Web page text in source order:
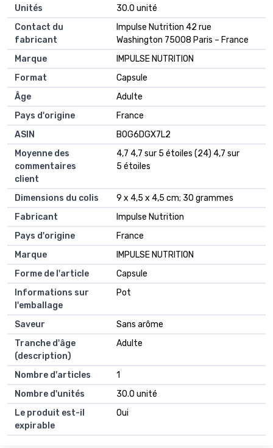
Unités
‎30.0 unité
Contact du
fabricant
‎Impulse Nutrition 42 rue
Washington 75008 Paris – France
Marque
‎IMPULSE NUTRITION
Format
‎Capsule
Âge
‎Adulte
Pays d'origine
‎France
ASIN
B0G6DGX7L2
Moyenne des
commentaires
client
4,7 4,7 sur 5 étoiles (24) 4,7 sur
5 étoiles
Dimensions du colis
9 x 4,5 x 4,5 cm; 30 grammes
Fabricant
Impulse Nutrition
Pays d'origine
France
Marque
IMPULSE NUTRITION
Forme de l'article
Capsule
Informations sur
l'emballage
Pot
Saveur
Sans arôme
Tranche d'âge
(description)
Adulte
Nombre d'articles
1
Nombre d'unités
30.0 unité
Le produit est-il
expirable
Oui